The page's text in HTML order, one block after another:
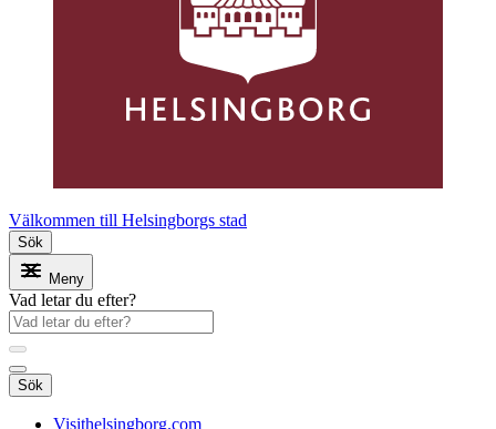
Välkommen till Helsingborgs stad
Sök
Meny
Vad letar du efter?
Sök
Visithelsingborg.com